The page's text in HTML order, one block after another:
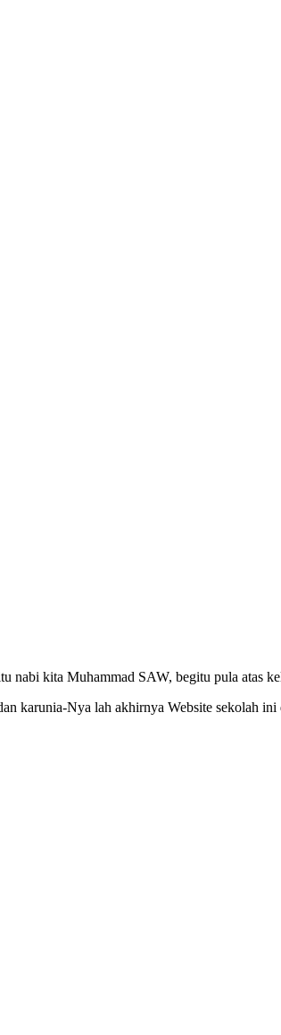
nabi kita Muhammad SAW, begitu pula atas
karunia-Nya lah akhirnya Website sekolah ini